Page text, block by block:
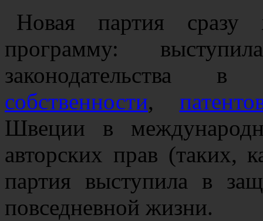
Новая партия сразу
программу:
законодательства
собственности,
Швеции в
авторских прав (таких,
партия выступила в
повседневной жизни.